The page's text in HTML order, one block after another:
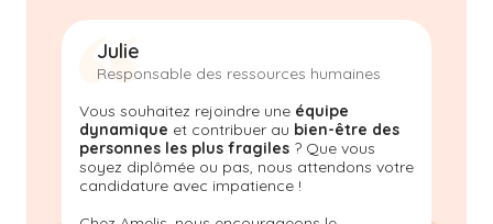
Julie
Responsable des ressources humaines
Vous souhaitez rejoindre une équipe
dynamique et contribuer au bien-être des
personnes les plus fragiles ? Que vous
soyez diplômée ou pas, nous attendons votre
candidature avec impatience !